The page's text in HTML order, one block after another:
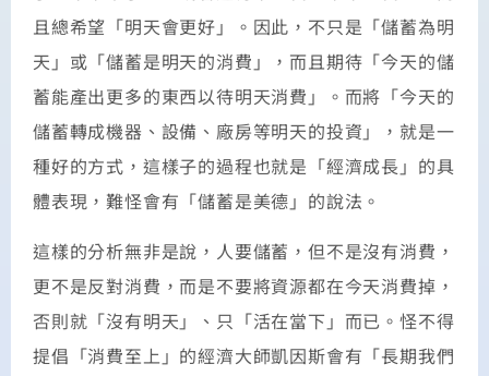
且總希望「明天會更好」。因此，不只是「儲蓄為明
天」或「儲蓄是明天的消費」，而且期待「今天的儲
蓄能產出更多的東西以待明天消費」。而將「今天的
儲蓄轉成機器、設備、廠房等明天的投資」，就是一
種好的方式，這樣子的過程也就是「經濟成長」的具
體表現，難怪會有「儲蓄是美德」的說法。
這樣的分析無非是說，人要儲蓄，但不是沒有消費，
更不是反對消費，而是不要將資源都在今天消費掉，
否則就「沒有明天」、只「活在當下」而已。怪不得
提倡「消費至上」的經濟大師凱因斯會有「長期我們